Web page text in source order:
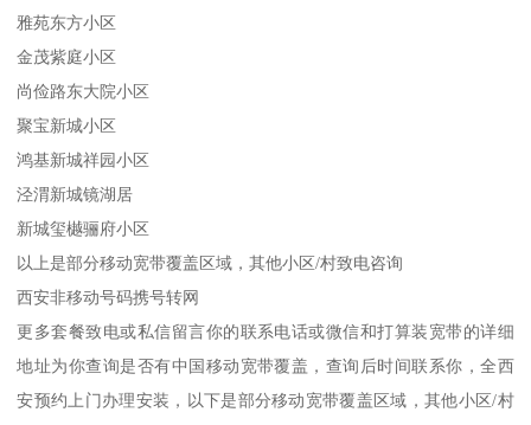
雅苑东方小区
金茂紫庭小区
尚俭路东大院小区
聚宝新城小区
鸿基新城祥园小区
泾渭新城镜湖居
新城玺樾骊府小区
以上是部分移动宽带覆盖区域，其他小区/村致电咨询
西安非移动号码携号转网
更多套餐致电或私信留言你的联系电话或微信和打算装宽带的详细
地址为你查询是否有中国移动宽带覆盖，查询后时间联系你，全西
安预约上门办理安装，以下是部分移动宽带覆盖区域，其他小区/村